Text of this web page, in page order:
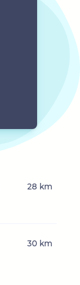
28 km
30 km